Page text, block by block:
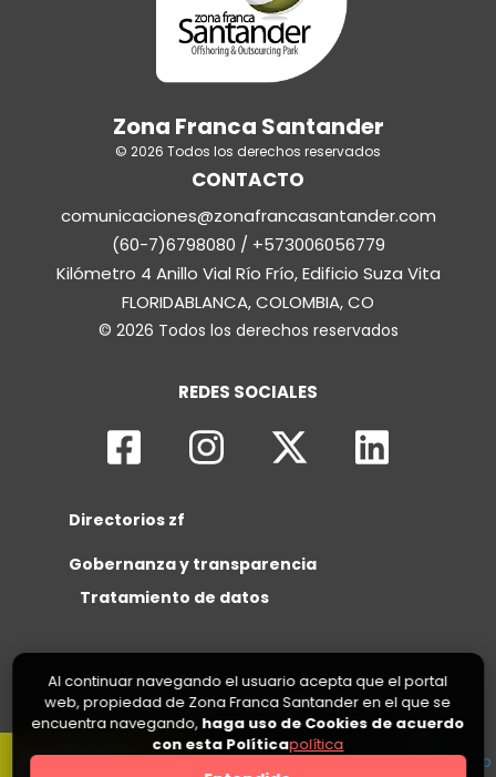
Zona Franca Santander
© 2026 Todos los derechos reservados
CONTACTO
comunicaciones@zonafrancasantander.com
(60-7)6798080 / +573006056779
Kilómetro 4 Anillo Vial Río Frío, Edificio Suza Vita
FLORIDABLANCA, COLOMBIA, CO
© 2026 Todos los derechos reservados
REDES SOCIALES
Directorios zf
Gobernanza y transparencia
Tratamiento de datos
Al continuar navegando el usuario acepta que el portal
web, propiedad de Zona Franca Santander en el que se
encuentra navegando, haga uso de Cookies de acuerdo
con esta Políticapolítica